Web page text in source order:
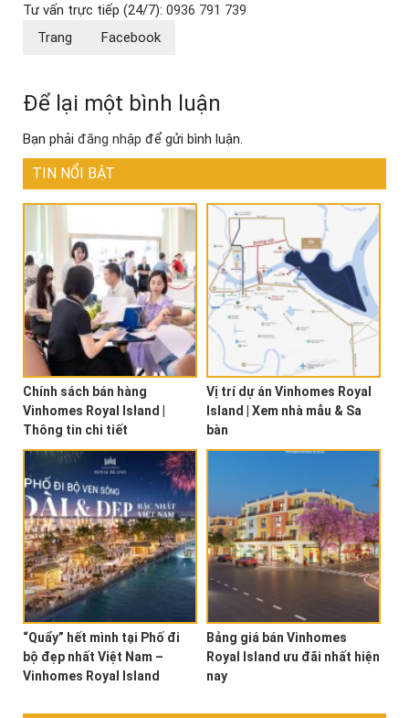
Tư vấn trực tiếp (24/7): 0936 791 739
Trang
Facebook
Để lại một bình luận
Bạn phải đăng nhập để gửi bình luận.
TIN NỔI BẬT
Chính sách bán hàng
Vinhomes Royal Island |
Thông tin chi tiết
Vị trí dự án Vinhomes Royal
Island | Xem nhà mẫu & Sa
bàn
“Quẩy” hết mình tại Phố đi
bộ đẹp nhất Việt Nam –
Vinhomes Royal Island
Bảng giá bán Vinhomes
Royal Island ưu đãi nhất hiện
nay